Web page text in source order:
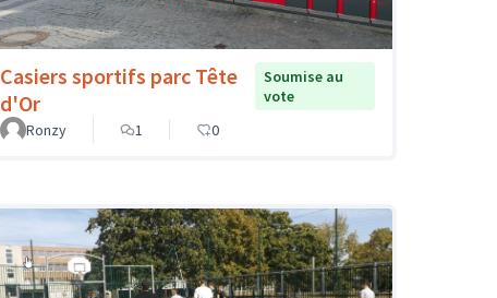
Casiers sportifs parc Tête
d'Or
Soumise au
vote
Ronzy
1 0